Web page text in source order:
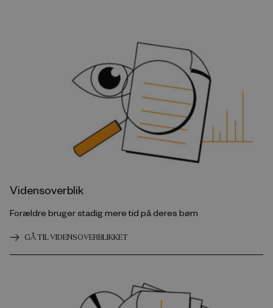
Vidensoverblik
Forældre bruger stadig mere tid på deres børn
GÅ TIL VIDENSOVERBLIKKET